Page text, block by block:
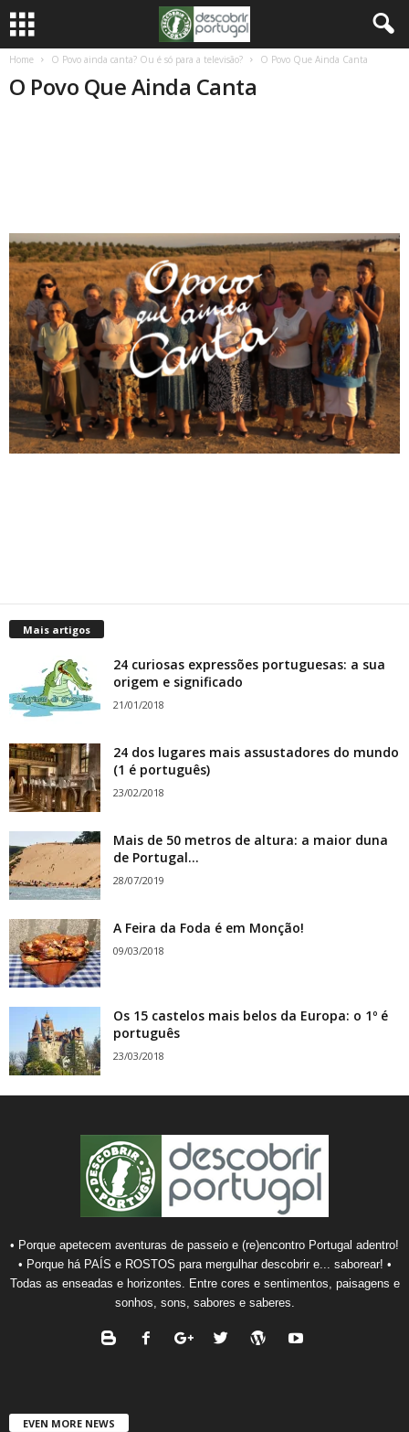
Home O Povo ainda canta? Ou é só para a televisão? O Povo Que Ainda Canta
O Povo Que Ainda Canta
Mais artigos
24 curiosas expressões portuguesas: a sua
origem e significado
21/01/2018
24 dos lugares mais assustadores do mundo
(1 é português)
23/02/2018
Mais de 50 metros de altura: a maior duna
de Portugal...
28/07/2019
A Feira da Foda é em Monção!
09/03/2018
Os 15 castelos mais belos da Europa: o 1º é
português
23/03/2018
• Porque apetecem aventuras de passeio e (re)encontro Portugal adentro!
• Porque há PAÍS e ROSTOS para mergulhar descobrir e... saborear! •
Todas as enseadas e horizontes. Entre cores e sentimentos, paisagens e
sonhos, sons, sabores e saberes.
EVEN MORE NEWS